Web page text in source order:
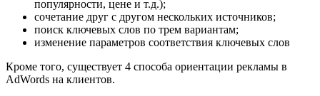
популярности, цене и т.д.);
сочетание друг с другом нескольких источников;
поиск ключевых слов по трем вариантам;
изменение параметров соответствия ключевых слов
Кроме того, существует 4 способа ориентации рекламы в
AdWords на клиентов.